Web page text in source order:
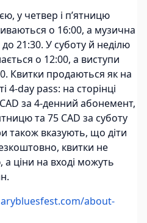
у четвер і п’ятницю
о 16:00, а музична
21:30. У суботу й неділю
о 12:00, а виступи
Квитки продаються як на
4-day pass: на сторінці
за 4-денний абонемент,
та 75 CAD за суботу
також вказують, що діти
квитки не
ціни на вході можуть
about-